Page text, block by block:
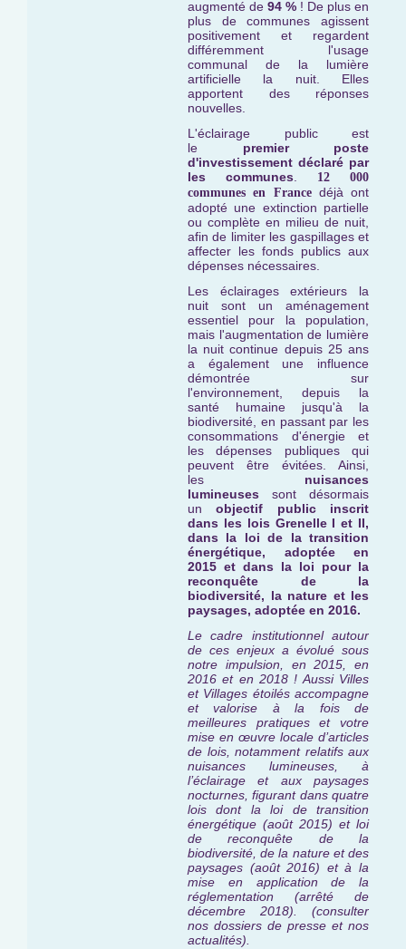
augmenté de 94 % ! De plus en
plus de communes agissent
positivement et regardent
différemment l'usage
communal de la lumière
artificielle la nuit. Elles
apportent des réponses
nouvelles.
L'éclairage public est
le premier
poste
d'investissement déclaré par
les communes. 12 000
communes en France déjà ont
adopté une extinction partielle
ou complète en milieu de nuit,
afin de limiter les gaspillages et
affecter les fonds publics aux
dépenses nécessaires.
Les éclairages extérieurs la
nuit sont un aménagement
essentiel pour la population,
mais l'augmentation de lumière
la nuit continue depuis 25 ans
a également une influence
démontrée sur
l'environnement, depuis la
santé humaine jusqu'à la
biodiversité, en passant par les
consommations d'énergie et
les dépenses publiques qui
peuvent être évitées. Ainsi,
les nuisances
lumineuses sont désormais
unobjectif public inscrit
dans les lois Grenelle I et II,
dans la loi de la transition
énergétique, adoptée en
2015 et dans la loi pour la
reconquête de la
biodiversité, la nature et les
paysages, adoptée en 2016.
Le cadre institutionnel autour
de ces enjeux a évolué sous
notre impulsion, en 2015, en
2016 et en 2018 ! Aussi Villes
et Villages étoilés accompagne
et valorise à la fois de
meilleures pratiques et votre
mise en œuvre locale d’articles
de lois, notamment relatifs aux
nuisances lumineuses, à
l’éclairage et aux paysages
nocturnes, figurant dans quatre
lois dont la loi de transition
énergétique (août 2015) et loi
de reconquête de la
biodiversité, de la nature et des
paysages (août 2016) et à la
mise en application de la
réglementation (arrêté de
décembre 2018). (consulter
nos dossiers de presse et nos
actualités).